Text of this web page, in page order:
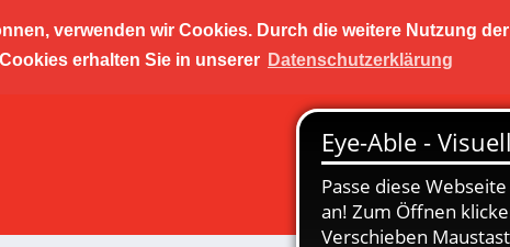
verwenden wir Cookies. Durch die weitere Nutzung der
erhalten Sie in unserer Datenschutzerklärung